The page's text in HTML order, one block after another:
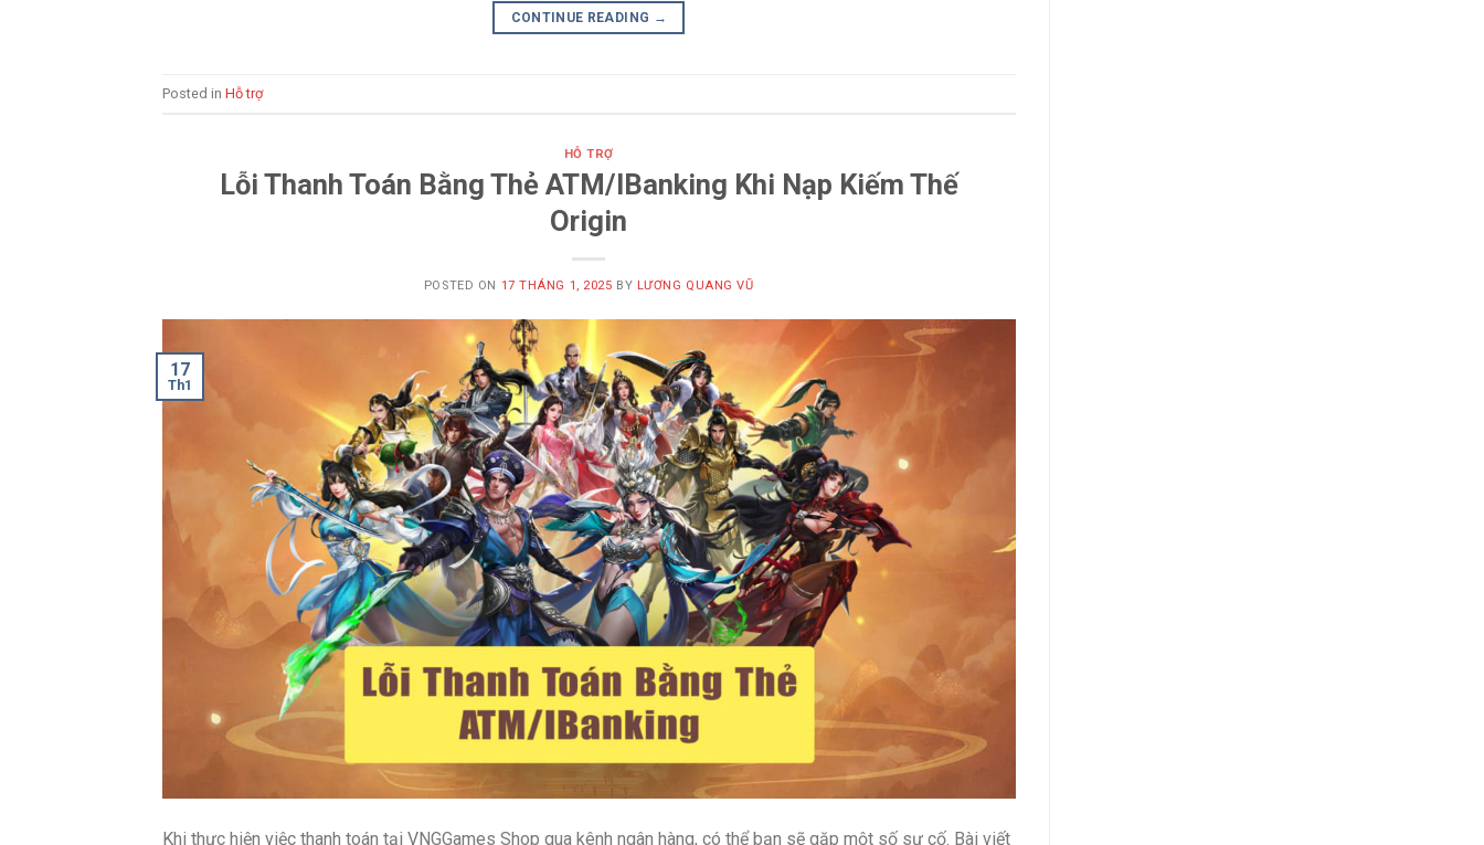
CONTINUE READING →
Posted in Hỗ trợ
HỖ TRỢ
Lỗi Thanh Toán Bằng Thẻ ATM/IBanking Khi Nạp Kiếm Thế
Origin
POSTED ON 17 THÁNG 1, 2025 BY LƯƠNG QUANG VŨ
17
Th1
Khi thực hiện việc thanh toán tại VNGGames Shop qua kênh ngân hàng, có thể bạn sẽ gặp một số sự cố. Bài viết